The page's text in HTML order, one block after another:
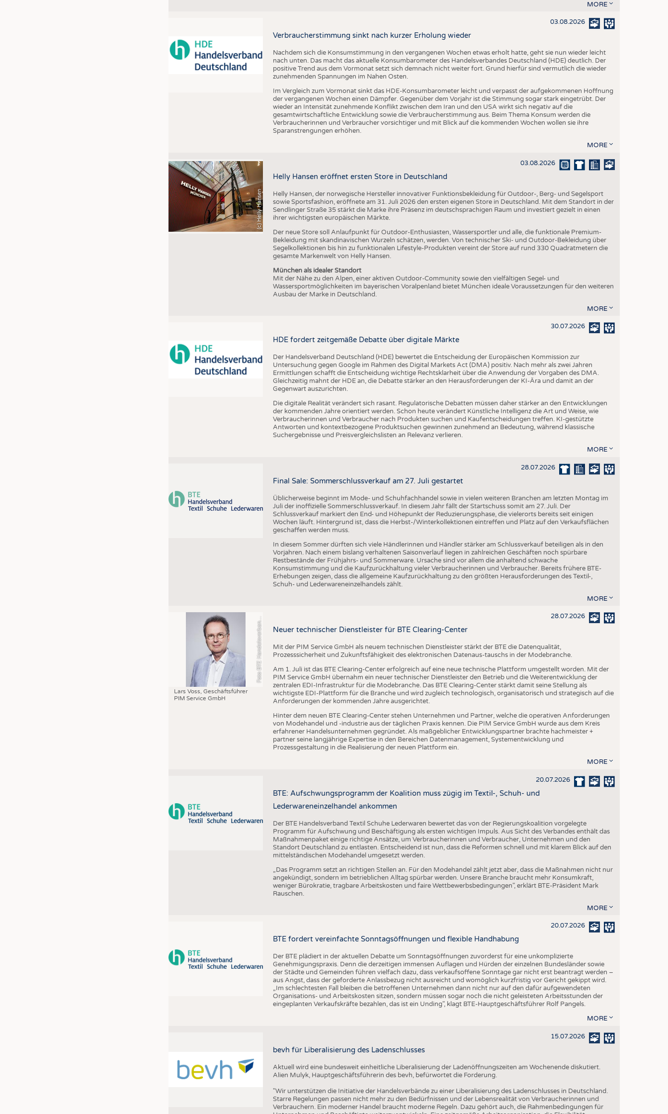
PRAKTIKA & AUSBILDUNGEN
AUSSCHREIBUNGEN
DTV AUSSCHREIBUNGSDIENST
TERMINE
BRANCHENTERMINE
MORE
03.08.2026
Verbraucherstimmung sinkt nach kurzer Erholung wieder
Nachdem sich die Konsumstimmung in den vergangenen Wochen etwas erholt hatte, geht sie nun wieder leicht
nach unten. Das macht das aktuelle Konsumbarometer des Handelsverbandes Deutschland (HDE) deutlich. Der
positive Trend aus dem Vormonat setzt sich demnach nicht weiter fort. Grund hierfür sind vermutlich die wieder
zunehmenden Spannungen im Nahen Osten.
Im Vergleich zum Vormonat sinkt das HDE-Konsumbarometer leicht und verpasst der aufgekommenen Hoffnung
der vergangenen Wochen einen Dämpfer. Gegenüber dem Vorjahr ist die Stimmung sogar stark eingetrübt. Der
wieder an Intensität zunehmende Konflikt zwischen dem Iran und den USA wirkt sich negativ auf die
gesamtwirtschaftliche Entwicklung sowie die Verbraucherstimmung aus. Beim Thema Konsum werden die
Verbraucherinnen und Verbraucher vorsichtiger und mit Blick auf die kommenden Wochen wollen sie ihre
Sparanstrengungen erhöhen.
MORE
(c) Helly Hansen
03.08.2026
Helly Hansen eröffnet ersten Store in Deutschland
Helly Hansen, der norwegische Hersteller innovativer Funktionsbekleidung für Outdoor-, Berg- und Segelsport
sowie Sportsfashion, eröffnete am 31. Juli 2026 den ersten eigenen Store in Deutschland. Mit dem Standort in der
Sendlinger Straße 35 stärkt die Marke ihre Präsenz im deutschsprachigen Raum und investiert gezielt in einen
ihrer wichtigsten europäischen Märkte.
Der neue Store soll Anlaufpunkt für Outdoor-Enthusiasten, Wassersportler und alle, die funktionale Premium-
Bekleidung mit skandinavischen Wurzeln schätzen, werden. Von technischer Ski- und Outdoor-Bekleidung über
Segelkollektionen bis hin zu funktionalen Lifestyle-Produkten vereint der Store auf rund 330 Quadratmetern die
gesamte Markenwelt von Helly Hansen.
München als idealer Standort
Mit der Nähe zu den Alpen, einer aktiven Outdoor-Community sowie den vielfältigen Segel- und
Wassersportmöglichkeiten im bayerischen Voralpenland bietet München ideale Voraussetzungen für den weiteren
Ausbau der Marke in Deutschland.
MORE
30.07.2026
HDE fordert zeitgemäße Debatte über digitale Märkte
Der Handelsverband Deutschland (HDE) bewertet die Entscheidung der Europäischen Kommission zur
Untersuchung gegen Google im Rahmen des Digital Markets Act (DMA) positiv. Nach mehr als zwei Jahren
Ermittlungen schafft die Entscheidung wichtige Rechtsklarheit über die Anwendung der Vorgaben des DMA.
Gleichzeitig mahnt der HDE an, die Debatte stärker an den Herausforderungen der KI-Ära und damit an der
Gegenwart auszurichten.
Die digitale Realität verändert sich rasant. Regulatorische Debatten müssen daher stärker an den Entwicklungen
der kommenden Jahre orientiert werden. Schon heute verändert Künstliche Intelligenz die Art und Weise, wie
Verbraucherinnen und Verbraucher nach Produkten suchen und Kaufentscheidungen treffen. KI-gestützte
Antworten und kontextbezogene Produktsuchen gewinnen zunehmend an Bedeutung, während klassische
Suchergebnisse und Preisvergleichslisten an Relevanz verlieren.
MORE
28.07.2026
Final Sale: Sommerschlussverkauf am 27. Juli gestartet
Üblicherweise beginnt im Mode- und Schuhfachhandel sowie in vielen weiteren Branchen am letzten Montag im
Juli der inoffizielle Sommerschlussverkauf. In diesem Jahr fällt der Startschuss somit am 27. Juli. Der
Schlussverkauf markiert den End- und Höhepunkt der Reduzierungsphase, die vielerorts bereits seit einigen
Wochen läuft. Hintergrund ist, dass die Herbst-/Winterkollektionen eintreffen und Platz auf den Verkaufsflächen
geschaffen werden muss.
In diesem Sommer dürften sich viele Händlerinnen und Händler stärker am Schlussverkauf beteiligen als in den
Vorjahren. Nach einem bislang verhaltenen Saisonverlauf liegen in zahlreichen Geschäften noch spürbare
Restbestände der Frühjahrs- und Sommerware. Ursache sind vor allem die anhaltend schwache
Konsumstimmung und die Kaufzurückhaltung vieler Verbraucherinnen und Verbraucher. Bereits frühere BTE-
Erhebungen zeigen, dass die allgemeine Kaufzurückhaltung zu den größten Herausforderungen des Textil-,
Schuh- und Lederwareneinzelhandels zählt.
MORE
o
t
o
B
T
E
H
a
n
d
e
l
s
v
e
r
b
a
n
d
T
e
x
t
i
l
S
c
h
u
h
e
L
e
d
e
r
w
a
r
e
Lars Voss, Geschäftsführer
PIM Service GmbH
28.07.2026
Neuer technischer Dienstleister für BTE Clearing-Center
Mit der PIM Service GmbH als neuem technischen Dienstleister stärkt der BTE die Datenqualität,
Prozesssicherheit und Zukunftsfähigkeit des elektronischen Datenaus-tauschs in der Modebranche.
Am 1. Juli ist das BTE Clearing-Center erfolgreich auf eine neue technische Plattform umgestellt worden. Mit der
PIM Service GmbH übernahm ein neuer technischer Dienstleister den Betrieb und die Weiterentwicklung der
zentralen EDI-Infrastruktur für die Modebranche. Das BTE Clearing-Center stärkt damit seine Stellung als
wichtigste EDI-Plattform für die Branche und wird zugleich technologisch, organisatorisch und strategisch auf die
Anforderungen der kommenden Jahre ausgerichtet.
Hinter dem neuen BTE Clearing-Center stehen Unternehmen und Partner, welche die operativen Anforderungen
von Modehandel und -industrie aus der täglichen Praxis kennen. Die PIM Service GmbH wurde aus dem Kreis
erfahrener Handelsunternehmen gegründet. Als maßgeblicher Entwicklungspartner brachte hachmeister +
partner seine langjährige Expertise in den Bereichen Datenmanagement, Systementwicklung und
Prozessgestaltung in die Realisierung der neuen Plattform ein.
MORE
20.07.2026
BTE: Aufschwungsprogramm der Koalition muss zügig im Textil-, Schuh- und
Lederwareneinzelhandel ankommen
Der BTE Handelsverband Textil Schuhe Lederwaren bewertet das von der Regierungskoalition vorgelegte
Programm für Aufschwung und Beschäftigung als ersten wichtigen Impuls. Aus Sicht des Verbandes enthält das
Maßnahmenpaket einige richtige Ansätze, um Verbraucherinnen und Verbraucher, Unternehmen und den
Standort Deutschland zu entlasten. Entscheidend ist nun, dass die Reformen schnell und mit klarem Blick auf den
mittelständischen Modehandel umgesetzt werden.
„Das Programm setzt an richtigen Stellen an. Für den Modehandel zählt jetzt aber, dass die Maßnahmen nicht nur
angekündigt, sondern im betrieblichen Alltag spürbar werden. Unsere Branche braucht mehr Konsumkraft,
weniger Bürokratie, tragbare Arbeitskosten und faire Wettbewerbsbedingungen", erklärt BTE-Präsident Mark
Rauschen.
MORE
20.07.2026
BTE fordert vereinfachte Sonntagsöffnungen und flexible Handhabung
Der BTE plädiert in der aktuellen Debatte um Sonntagsöffnungen zuvorderst für eine unkomplizierte
Genehmigungspraxis. Denn die derzeitigen immensen Auflagen und Hürden der einzelnen Bundesländer sowie
der Städte und Gemeinden führen vielfach dazu, dass verkaufsoffene Sonntage gar nicht erst beantragt werden –
aus Angst, dass der geforderte Anlassbezug nicht ausreicht und womöglich kurzfristig vor Gericht gekippt wird.
„Im schlechtesten Fall bleiben die betroffenen Unternehmen dann nicht nur auf den dafür aufgewendeten
Organisations- und Arbeitskosten sitzen, sondern müssen sogar noch die nicht geleisteten Arbeitsstunden der
eingeplanten Verkaufskräfte bezahlen, das ist ein Unding", klagt BTE-Hauptgeschäftsführer Rolf Pangels.
MORE
15.07.2026
bevh für Liberalisierung des Ladenschlusses
Aktuell wird eine bundesweit einheitliche Liberalisierung der Ladenöffnungszeiten am Wochenende diskutiert.
Alien Mulyk, Hauptgeschäftsführerin des bevh, befürwortet die Forderung.
"Wir unterstützen die Initiative der Handelsverbände zu einer Liberalisierung des Ladenschlusses in Deutschland.
Starre Regelungen passen nicht mehr zu den Bedürfnissen und der Lebensrealität von Verbraucherinnen und
Verbrauchern. Ein moderner Handel braucht moderne Regeln. Dazu gehört auch, die Rahmenbedingungen für